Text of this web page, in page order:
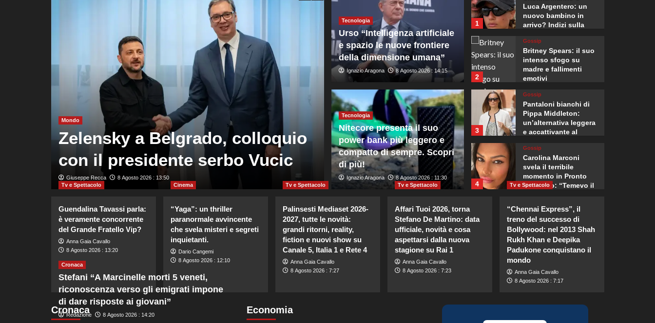
Mondo
Zelensky a Belgrado, colloquio
con il presidente serbo Vucic
Giuseppe Recca 8 Agosto 2026 : 13:50
Mondo
Zelensky in Serbia, prima visita
dall’inizio della guerra
Giuseppe Recca 8 Agosto 2026 : 7:45
Tecnologia
Urso “Intelligenza artificiale
e spazio le nuove frontiere
della dimensione umana”
Ignazio Aragona 8 Agosto 2026 : 14:15
Tecnologia
Nitecore presenta il suo
power bank più leggero e
compatto di sempre. Scopri
di più!
Ignazio Aragona 8 Agosto 2026 : 11:30
1
Luca Argentero: un
nuovo bambino in
arrivo? Indizi sulla
2
Gossip
Britney Spears: il suo
intenso sfogo su
madre e fallimenti
emotivi
3
Gossip
Pantaloni bianchi di
Pippa Middleton:
un’alternativa leggera
e accattivante al
4
Gossip
Carolina Marconi
svela il terribile
momento in Pronto
Soccorso: “Temevo il
Carolina Marconi in
vacanza: “Pressione
alta, nausea e mal di
testa, ho temuto il
peggio.”
Cristina Marino e
Luca Argentero: un
nuovo bambino in
Britney Spears: il suo
Tv e Spettacolo
Guendalina Tavassi parla:
è veramente concorrente
del Grande Fratello Vip?
Anna Gaia Cavallo
8 Agosto 2026 : 13:20
Cinema
“Yaga”: un thriller
paranormale avvincente
che svela misteri e segreti
inquietanti.
Dario Cangemi
8 Agosto 2026 : 12:10
Tv e Spettacolo
Palinsesti Mediaset 2026-
2027, tutte le novità:
grandi ritorni, reality,
fiction e nuovi show su
Canale 5, Italia 1 e Rete 4
Anna Gaia Cavallo
8 Agosto 2026 : 7:27
Tv e Spettacolo
Affari Tuoi 2026, torna
Stefano De Martino: data
ufficiale, novità e cosa
aspettarsi dalla nuova
stagione su Rai 1
Anna Gaia Cavallo
8 Agosto 2026 : 7:23
Tv e Spettacolo
“Chennai Express”, il
treno del successo di
Bollywood: nel 2013 Shah
Rukh Khan e Deepika
Padukone conquistano il
mondo
Anna Gaia Cavallo
8 Agosto 2026 : 7:17
Cronaca
Cronaca
Stefani “A Marcinelle morti 5 veneti,
riconoscenza verso gli emigrati impone
di dare risposte ai giovani”
Redazione 8 Agosto 2026 : 14:20 Economia